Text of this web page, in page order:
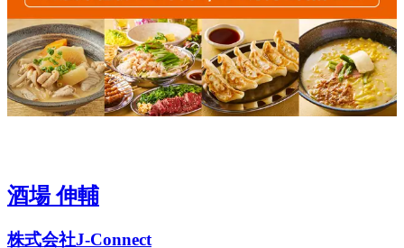
酒場 伸輔
株式会社J-Connect